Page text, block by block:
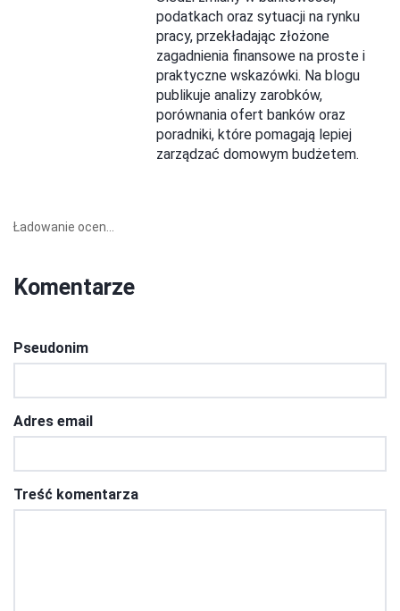
podatkach oraz sytuacji na rynku
pracy, przekładając złożone
zagadnienia finansowe na proste i
praktyczne wskazówki. Na blogu
publikuje analizy zarobków,
porównania ofert banków oraz
poradniki, które pomagają lepiej
zarządzać domowym budżetem.
Ładowanie ocen...
Komentarze
Pseudonim
Adres email
Treść komentarza